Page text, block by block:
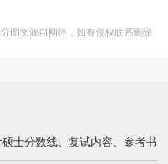
图文源自网络，如有侵权联系删除
士分数线、复试内容、参考书